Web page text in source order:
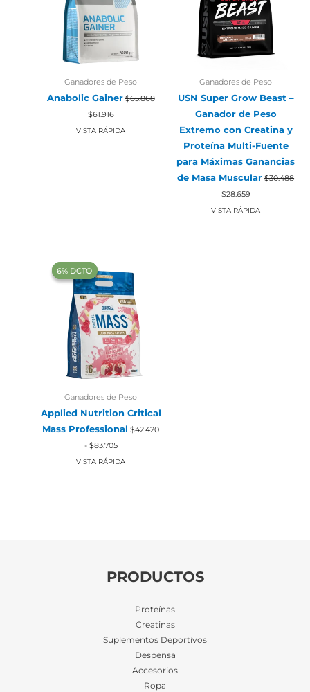
Ganadores de Peso
Anabolic Gainer $65.868
El
precio
original
$61.916El
precio
actual
VISTA RÁPIDA
Ganadores de Peso
USN Super Grow Beast –
Ganador de Peso
Extremo con Creatina y
Proteína Multi-Fuente
para Máximas Ganancias
de Masa Muscular $30.488
El
precio
original
$28.659El
actual
VISTA RÁPIDA
‍6% DCTO‍‍
‍6% DCTO‍‍
Ganadores de Peso
Applied Nutrition Critical
Mass Professional $42.420
- $83.705Rango
de
precios:
VISTA RÁPIDA
PRODUCTOS
Proteínas
Creatinas
Suplementos Deportivos
Despensa
Accesorios
Ropa